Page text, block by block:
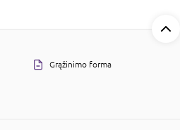
Grąžinimo forma